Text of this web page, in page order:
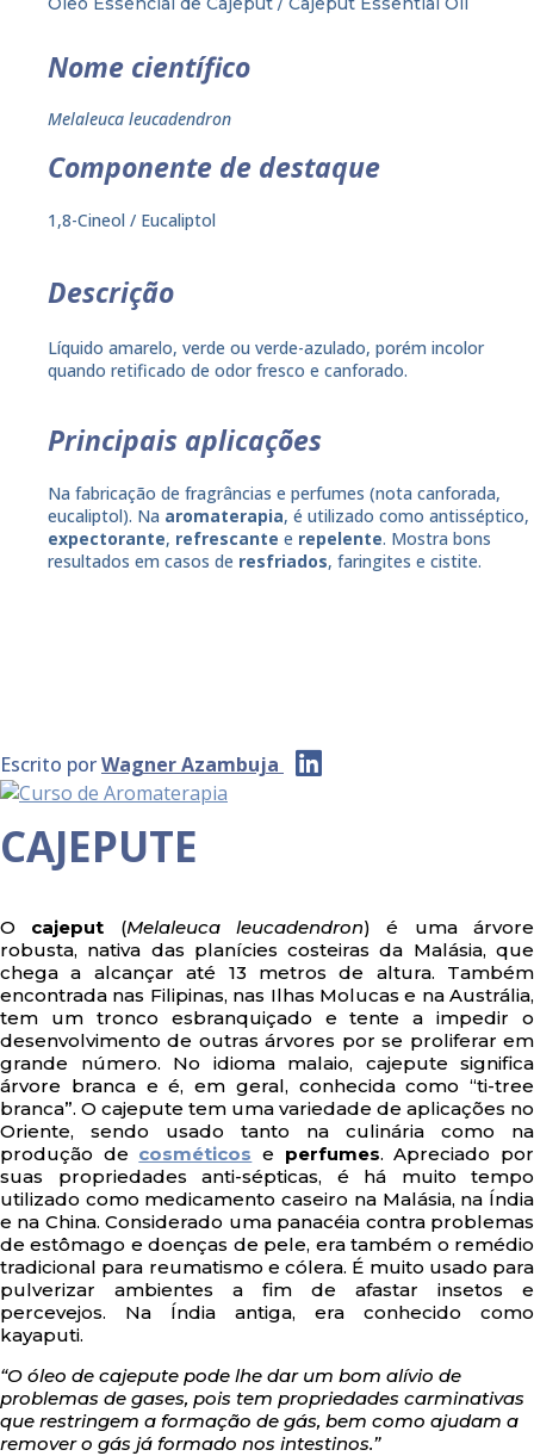
Nome científico
Melaleuca leucadendron
Componente de destaque
1,8-Cineol / Eucaliptol
Descrição
Líquido amarelo, verde ou verde-azulado, porém incolor
quando retificado de odor fresco e canforado.
Principais aplicações
Na fabricação de fragrâncias e perfumes (nota canforada,
eucaliptol). Na aromaterapia, é utilizado como antisséptico,
expectorante, refrescante e repelente. Mostra bons
resultados em casos de resfriados, faringites e cistite.
Escrito porWagner Azambuja
CAJEPUTE
O cajeput (Melaleuca leucadendron) é uma árvore
robusta, nativa das planícies costeiras da Malásia, que
chega a alcançar até 13 metros de altura. Também
encontrada nas Filipinas, nas Ilhas Molucas e na Austrália,
tem um tronco esbranquiçado e tente a impedir o
desenvolvimento de outras árvores por se proliferar em
grande número. No idioma malaio, cajepute significa
árvore branca e é, em geral, conhecida como “ti-tree
branca”. O cajepute tem uma variedade de aplicações no
Oriente, sendo usado tanto na culinária como na
produção de cosméticos e perfumes. Apreciado por
suas propriedades anti-sépticas, é há muito tempo
utilizado como medicamento caseiro na Malásia, na Índia
e na China. Considerado uma panacéia contra problemas
de estômago e doenças de pele, era também o remédio
tradicional para reumatismo e cólera. É muito usado para
pulverizar ambientes a fim de afastar insetos e
percevejos. Na Índia antiga, era conhecido como
kayaputi.
“O óleo de cajepute pode lhe dar um bom alívio de
problemas de gases, pois tem propriedades carminativas
que restringem a formação de gás, bem como ajudam a
remover o gás já formado nos intestinos.”